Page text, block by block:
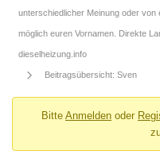
bist
hier:
unterschiedlicher Meinung oder
möglich euren Vornamen. Direkte
dieselheizung.info
Beitragsübersicht: Sven
Bitte Anmelden oder